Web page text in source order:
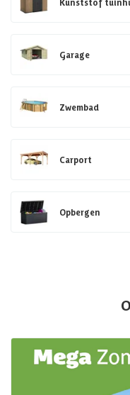
Garage
Zwembad
Carport
Opbergen